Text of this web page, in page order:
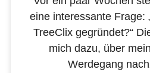
eine interessante Frage:
TreeClix gegründet?“
mich dazu, über
Werdegang